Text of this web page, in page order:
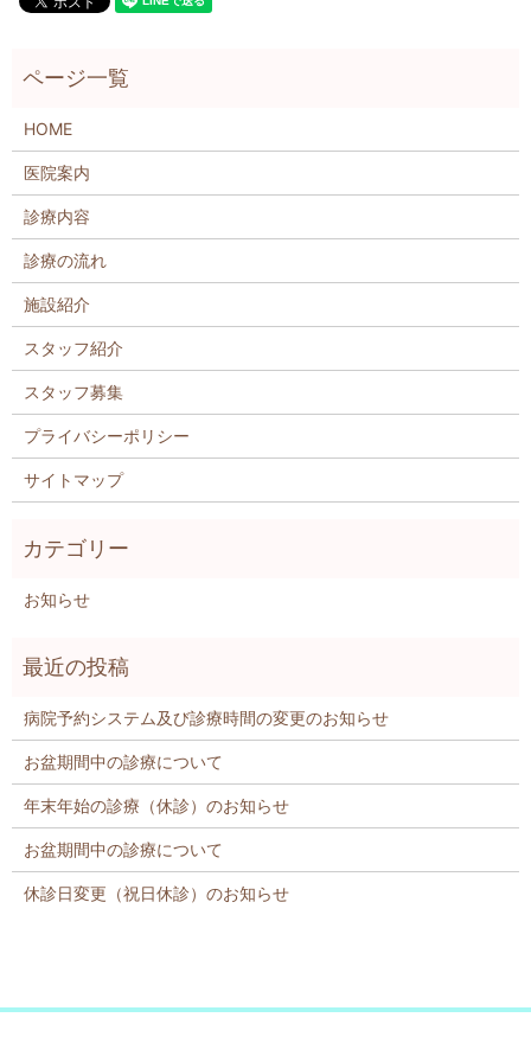
HOME
医院案内
診療内容
診療の流れ
施設紹介
スタッフ紹介
スタッフ募集
プライバシーポリシー
サイトマップ
お知らせ
病院予約システム及び診療時間の変更のお知らせ
お盆期間中の診療について
年末年始の診療（休診）のお知らせ
お盆期間中の診療について
休診日変更（祝日休診）のお知らせ